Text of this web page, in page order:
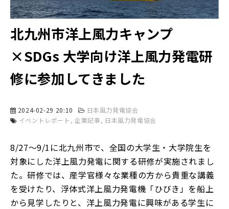
インターンシップ体験談
北九州市洋上風力キャンプ
×SDGs 大学向け洋上風力発電研
修に参加してきました
2024-02-29 20:10
日本風力発電協会
イベントレポート
企業記事 日本風力発電協会
8/27～9/1に北九州市で、全国の大学生・大学院生を
対象にした洋上風力発電に関する研修が実施されまし
た。研修では、産学官様々な業種の方から貴重な講義
を受けたり、浮体式洋上風力発電機「ひびき」を船上
から見学したりと、洋上風力発電に興味がある学生に